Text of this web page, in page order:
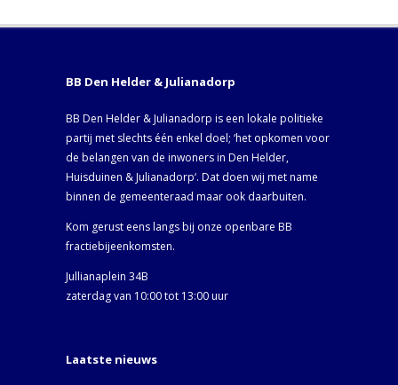
BB Den Helder & Julianadorp
BB Den Helder & Julianadorp is een lokale politieke
partij met slechts één enkel doel; ‘het opkomen voor
de belangen van de inwoners in Den Helder,
Huisduinen & Julianadorp‘. Dat doen wij met name
binnen de gemeenteraad maar ook daarbuiten.
Kom gerust eens langs bij onze openbare BB
fractiebijeenkomsten.
Jullianaplein 34B
zaterdag van 10:00 tot 13:00 uur
Laatste nieuws